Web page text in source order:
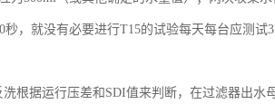
秒，就没有必要进行T15的试验每天每台应测试
洗根据运行压差和SDI值来判断，在过滤器出